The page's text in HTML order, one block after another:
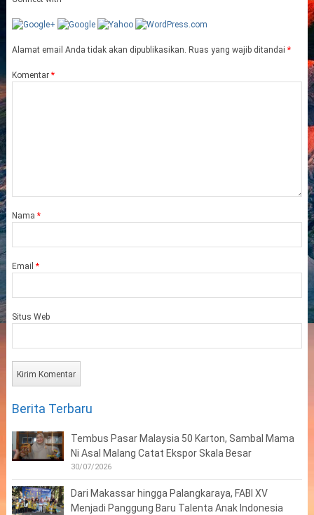
Alamat email Anda tidak akan dipublikasikan. Ruas yang wajib ditandai *
Komentar *
Nama *
Email *
Situs Web
Berita Terbaru
Tembus Pasar Malaysia 50 Karton, Sambal Mama
Ni Asal Malang Catat Ekspor Skala Besar
30/07/2026
Dari Makassar hingga Palangkaraya, FABI XV
Menjadi Panggung Baru Talenta Anak Indonesia